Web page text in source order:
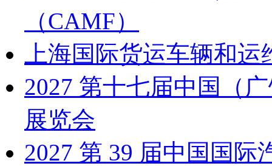
（CAMF）
上海国际货运车辆和
2027 第十七届中国（
展览会
2027 第 39 届中国国